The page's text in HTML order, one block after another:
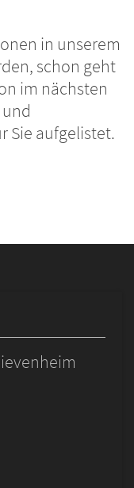
in unserem
schon geht
im nächsten
Sie aufgelistet.